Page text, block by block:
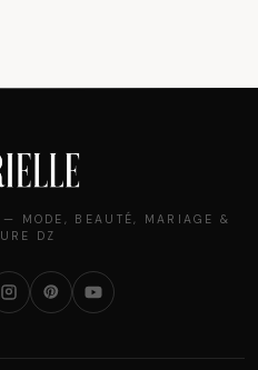
de l'été
MODE, BEAUTÉ, MARIAGE &
DZ